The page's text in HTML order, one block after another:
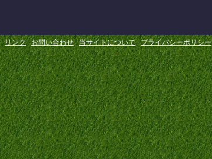
リンク お問い合わせ 当サイトについて プライバシーポリシー